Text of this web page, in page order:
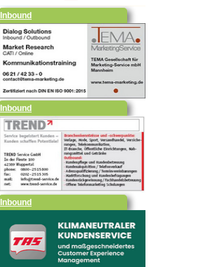
Inbound
Inbound
Outbound